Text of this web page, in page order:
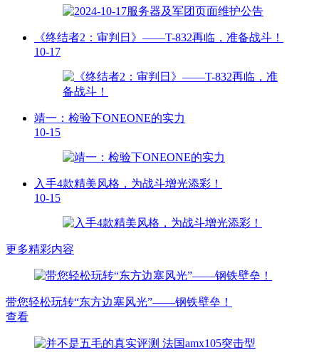
《终结者2：审判日》——T-832再临，准备战斗！
10-17
靖一：检验下ONEONE的实力
10-15
入手4款精美风格，为战斗增光添彩！
10-15
更多精彩内容
带您轻松玩转“东方边塞风光”——钢铁壁垒！
查看